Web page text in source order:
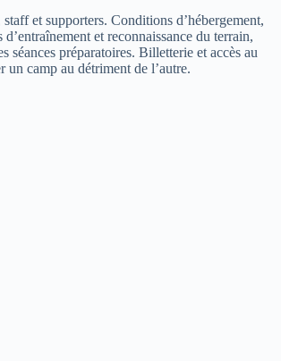
et supporters. Conditions d’hébergement,
et reconnaissance du terrain,
séances préparatoires. Billetterie et accès au
un camp au détriment de l’autre.